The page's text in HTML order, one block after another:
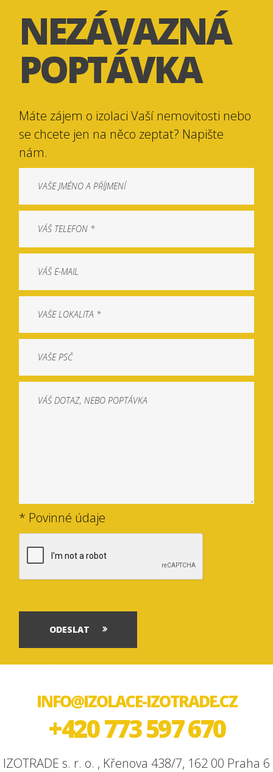
NEZÁVAZNÁ
POPTÁVKA
Máte zájem o izolaci Vaší nemovitosti nebo
se chcete jen na něco zeptat? Napište
nám.
* Povinné údaje
ODESLAT
INFO@IZOLACE-IZOTRADE.CZ
+420 773 597 670
IZOTRADE s. r. o. , Křenova 438/7, 162 00 Praha 6